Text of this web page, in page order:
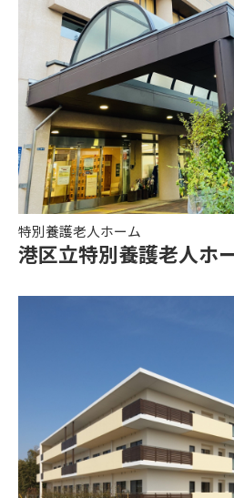
特別養護老人ホーム
港区立特別養護老人ホ